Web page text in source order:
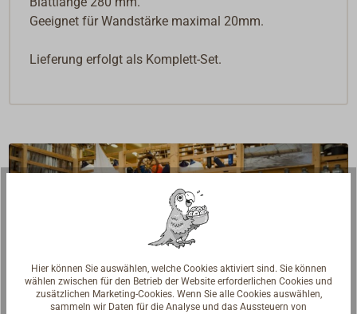
Geeignet für Wandstärke maximal 20mm.
Lieferung erfolgt als Komplett-Set.
Hier können Sie auswählen, welche Cookies aktiviert sind. Sie können
wählen zwischen für den Betrieb der Website erforderlichen Cookies und
zusätzlichen Marketing-Cookies. Wenn Sie alle Cookies auswählen,
sammeln wir Daten für die Analyse und das Aussteuern von